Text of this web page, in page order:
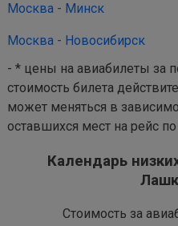
Москва - Минск
Москва - Новосибирск
- * цены на авиабилеты за
стоимость билета
может меняться в
оставшихся мест на рейс
Календарь
Стоимость за